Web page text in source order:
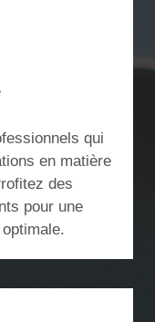
qui
en matière
des
pour une